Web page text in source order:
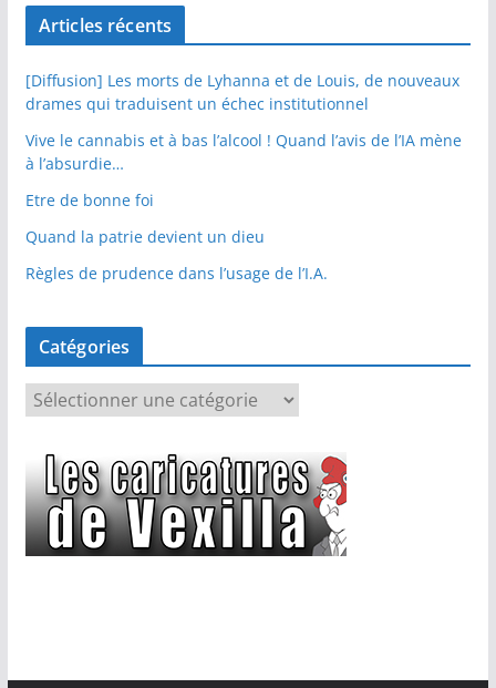
Articles récents
[Diffusion] Les morts de Lyhanna et de Louis, de nouveaux
drames qui traduisent un échec institutionnel
Vive le cannabis et à bas l’alcool ! Quand l’avis de l’IA mène
à l’absurdie…
Etre de bonne foi
Quand la patrie devient un dieu
Règles de prudence dans l’usage de l’I.A.
Catégories
é
g
o
r